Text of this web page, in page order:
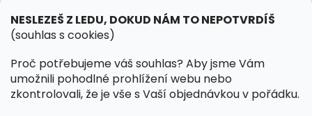
NESLEZEŠ Z LEDU, DOKUD NÁM TO NEPOTVRDÍŠ
(souhlas s cookies)
Proč potřebujeme váš souhlas? Aby jsme Vám
umožnili pohodlné prohlížení webu nebo
zkontrolovali, že je vše s Vaší objednávkou v pořádku.
BIOSTEEL - Kdy je vhodné pít protein?
Kontakt
objednavky @hokejnet.cz